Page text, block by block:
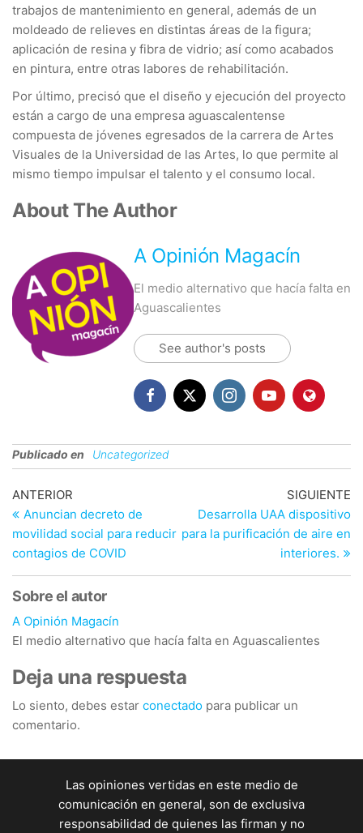
trabajos de mantenimiento en general, además de un
moldeado de relieves en distintas áreas de la figura;
aplicación de resina y fibra de vidrio; así como acabados
en pintura, entre otras labores de rehabilitación.
Por último, precisó que el diseño y ejecución del proyecto
están a cargo de una empresa aguascalentense
compuesta de jóvenes egresados de la carrera de Artes
Visuales de la Universidad de las Artes, lo que permite al
mismo tiempo impulsar el talento y el consumo local.
About The Author
A Opinión Magacín
El medio alternativo que hacía falta en
Aguascalientes
See author's posts
Publicado en Uncategorized
Navegación
de
entradas
Entrada
anterior
ANTERIOR
Anuncian decreto de
movilidad social para reducir
contagios de COVID
SIGUIENTE
Desarrolla UAA dispositivo
para la purificación de aire en
interiores.
Sobre el autor
A Opinión Magacín
El medio alternativo que hacía falta en Aguascalientes
Deja una respuesta
Lo siento, debes estar conectado para publicar un
comentario.
Las opiniones vertidas en este medio de
comunicación en general, son de exclusiva
responsabilidad de quienes las firman y no